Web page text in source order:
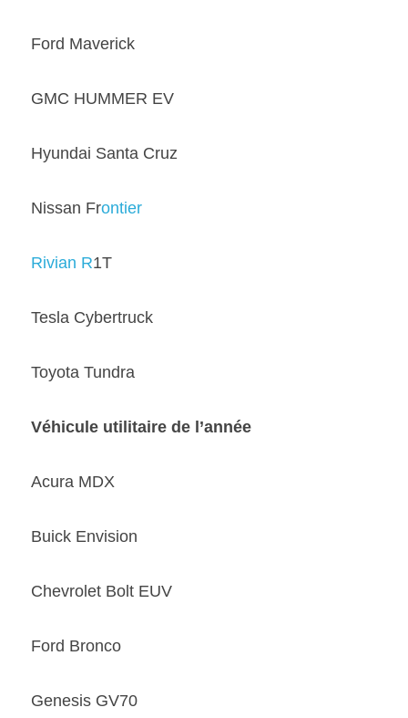
Ford Maverick
GMC HUMMER EV
Hyundai Santa Cruz
Nissan Frontier
Rivian R1T
Tesla Cybertruck
Toyota Tundra
Véhicule utilitaire de l’année
Acura MDX
Buick Envision
Chevrolet Bolt EUV
Ford Bronco
Genesis GV70